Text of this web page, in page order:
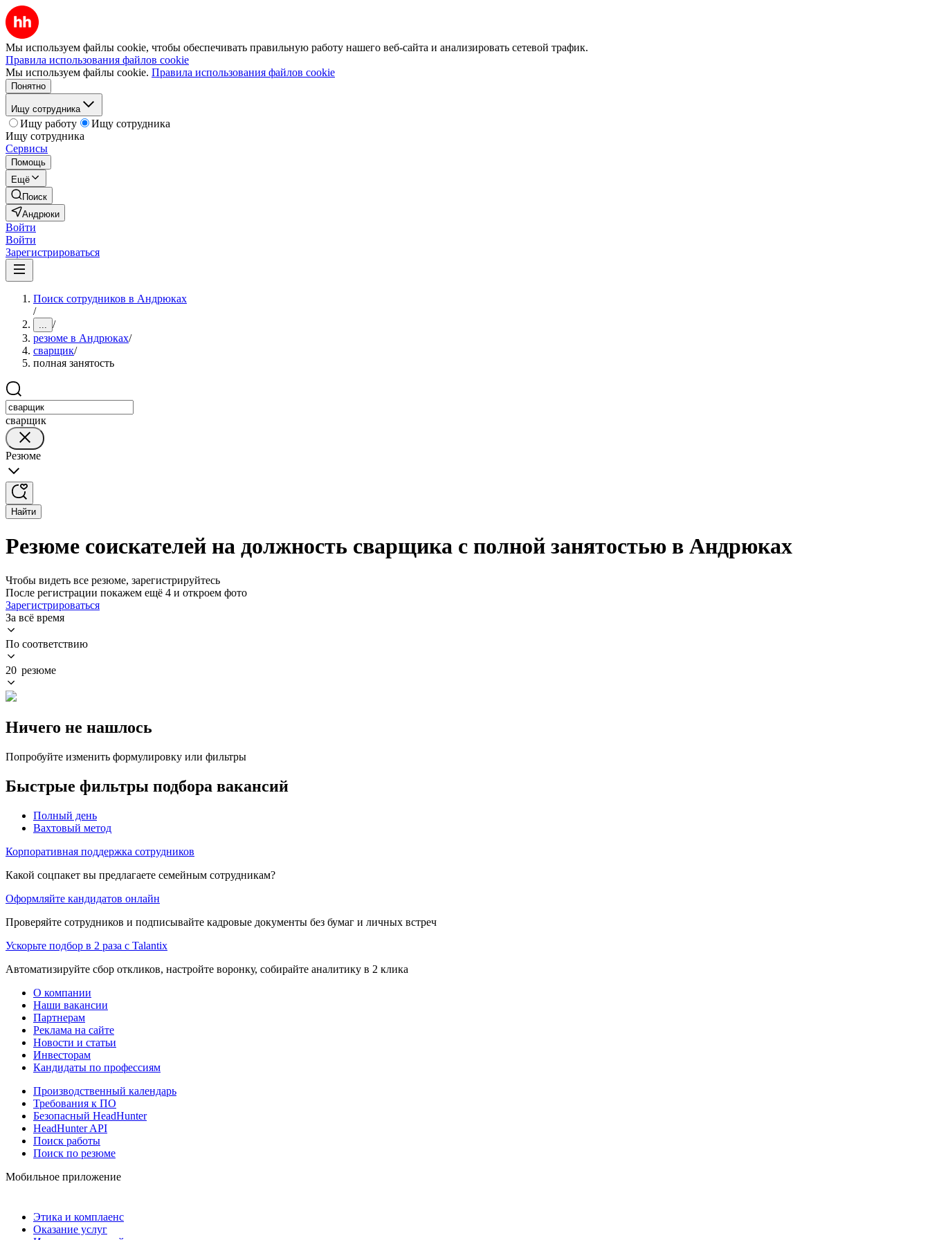
Мы используем файлы cookie, чтобы обеспечивать правильную работу нашего веб-сайта и анализировать сетевой трафик.
Правила использования файлов cookie
Мы используем файлы cookie. Правила использования файлов cookie
Понятно
Ищу сотрудника
Ищу работу
Ищу сотрудника
Ищу сотрудника
Сервисы
Помощь
Ещё
Поиск
Андрюки
Войти
Войти
Зарегистрироваться
Поиск сотрудников в Андрюках
/
... /
резюме в Андрюках/
сварщик/
полная занятость
сварщик
Резюме
Найти
Резюме соискателей на должность сварщика с полной занятостью в Андрюках
Чтобы видеть все резюме, зарегистрируйтесь
После регистрации покажем ещё 4 и откроем фото
Зарегистрироваться
За всё время
По соответствию
20 резюме
Ничего не нашлось
Попробуйте изменить формулировку или фильтры
Быстрые фильтры подбора вакансий
Полный день
Вахтовый метод
Корпоративная поддержка сотрудников
Какой соцпакет вы предлагаете семейным сотрудникам?
Оформляйте кандидатов онлайн
Проверяйте сотрудников и подписывайте кадровые документы без бумаг и личных встреч
Ускорьте подбор в 2 раза с Talantix
Автоматизируйте сбор откликов, настройте воронку, собирайте аналитику в 2 клика
О компании
Наши вакансии
Партнерам
Реклама на сайте
Новости и статьи
Инвесторам
Кандидаты по профессиям
Производственный календарь
Требования к ПО
Безопасный HeadHunter
HeadHunter API
Поиск работы
Поиск по резюме
Мобильное приложение
Этика и комплаенс
Оказание услуг